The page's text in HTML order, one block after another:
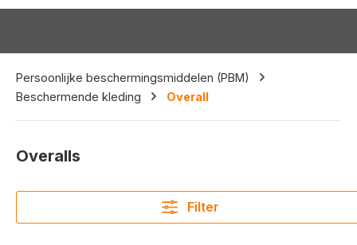
Persoonlijke beschermingsmiddelen (PBM)
Beschermende kleding
Overall
Overalls
Filter